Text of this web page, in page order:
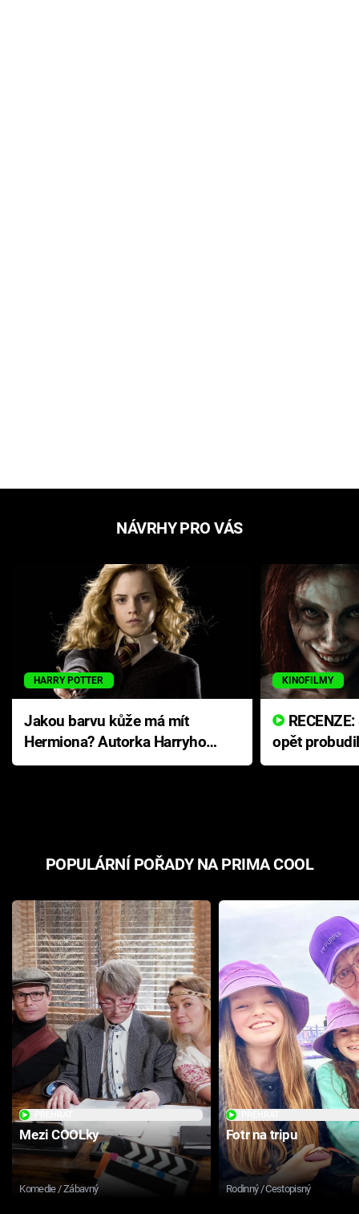
NÁVRHY PRO VÁS
HARRY POTTER
Jakou barvu kůže má mít
Hermiona? Autorka Harryho
Pottera přišla s ráznou
KINOFILMY
opět
přichází s
POPULÁRNÍ POŘADY NA PRIMA COOL
Mezi COOLky
Komedie / Zábavný
Fotr na tripu
Rodinný / Cestopisný